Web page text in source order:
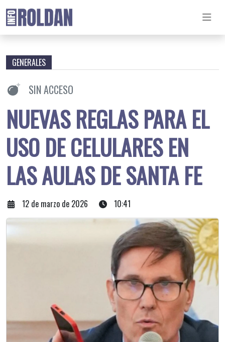
GENERALES
SIN ACCESO
NUEVAS REGLAS PARA EL
USO DE CELULARES EN
LAS AULAS DE SANTA FE
12 de marzo de 2026 10:41